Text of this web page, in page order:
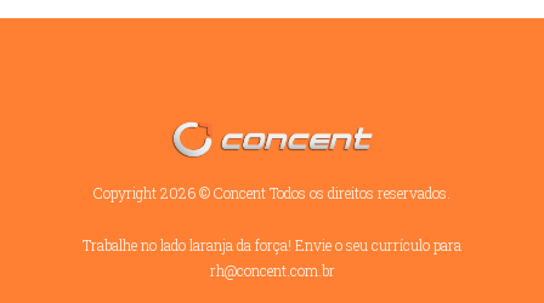
Copyright2026©ConcentTodos os direitos reservados.
Trabalhe no lado laranja da força! Envie o seu currículo para
rh@concent.com.br